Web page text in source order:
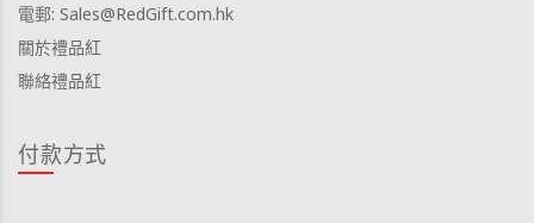
電郵: Sales@RedGift.com.hk
關於禮品紅
聯絡禮品紅
付款方式